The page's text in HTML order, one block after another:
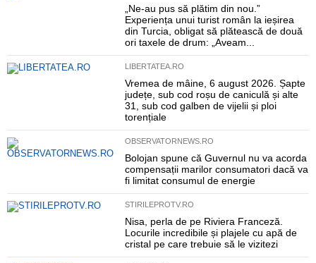
„Ne-au pus să plătim din nou.”
Experiența unui turist român la ieșirea
din Turcia, obligat să plătească de două
ori taxele de drum: „Aveam...
LIBERTATEA.RO
Vremea de mâine, 6 august 2026. Șapte
județe, sub cod roșu de caniculă și alte
31, sub cod galben de vijelii și ploi
torențiale
OBSERVATORNEWS.RO
Bolojan spune că Guvernul nu va acorda
compensații marilor consumatori dacă va
fi limitat consumul de energie
STIRILEPROTV.RO
Nisa, perla de pe Riviera Franceză.
Locurile incredibile și plajele cu apă de
cristal pe care trebuie să le vizitezi